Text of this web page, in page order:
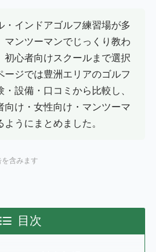
・インドアゴルフ練習場が多
マンツーマンでじっくり教わ
初心者向けスクールまで選択
ージでは豊洲エリアのゴルフ
設備・口コミから比較し、
向け・女性向け・マンツーマ
うにまとめました。
含みます
目次